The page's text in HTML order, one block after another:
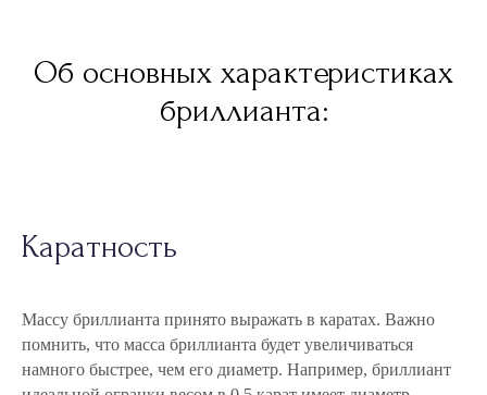
Об основных характеристиках
бриллианта:
Каратность